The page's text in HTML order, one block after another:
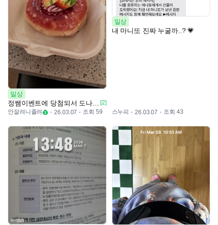
일상
[2]
안잘려니졸려
26.03.07 조회 59
일상
내 마니또 진짜 누굴까..? 💗
스누피 26.03.07 조회 43